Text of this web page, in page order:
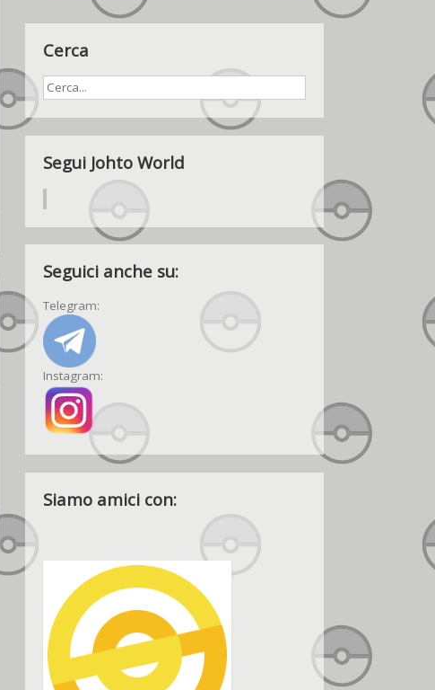
Cerca
Segui Johto World
Seguici anche su:
Telegram:
Instagram:
Siamo amici con: